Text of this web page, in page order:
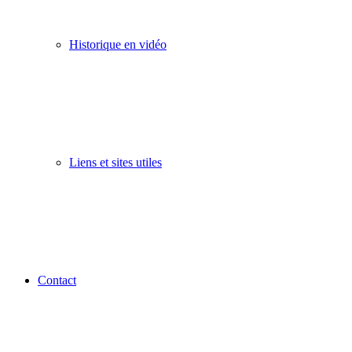
Historique en vidéo
Liens et sites utiles
Contact